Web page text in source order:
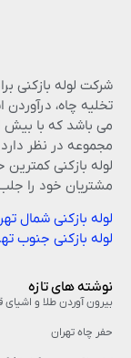
شرکت لوله بازکنی
تخلیه چاه،
مجموعه در نظر
لوله بازکنی
مشتریان خود را
لوله بازکنی شمال
لوله بازکنی جنوب
نوشته های تازه
بیرون آوردن طلا و
حفر چاه تهران